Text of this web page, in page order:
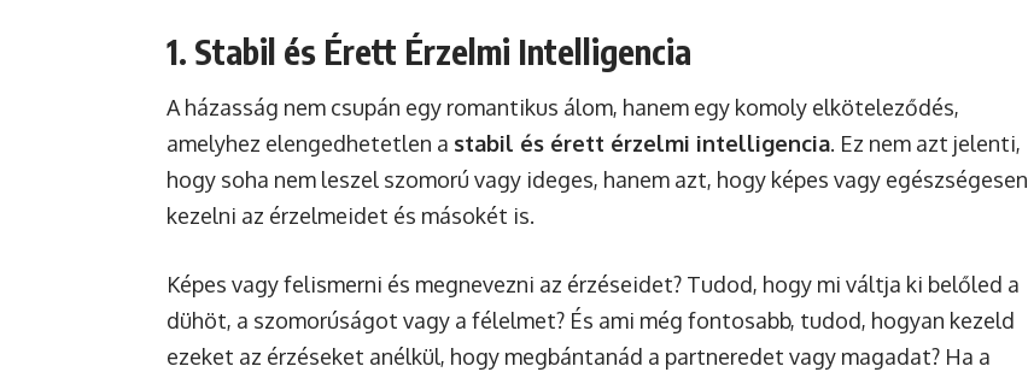
1. Stabil és Érett Érzelmi Intelligencia
A házasság nem csupán egy romantikus álom, hanem egy komoly elköteleződés,
amelyhez elengedhetetlen a stabil és érett érzelmi intelligencia. Ez nem azt jelenti,
hogy soha nem leszel szomorú vagy ideges, hanem azt, hogy képes vagy egészségesen
kezelni az érzelmeidet és másokét is.
Képes vagy felismerni és megnevezni az érzéseidet? Tudod, hogy mi váltja ki belőled a
dühöt, a szomorúságot vagy a félelmet? És ami még fontosabb, tudod, hogyan kezeld
ezeket az érzéseket anélkül, hogy megbántanád a partneredet vagy magadat? Ha a